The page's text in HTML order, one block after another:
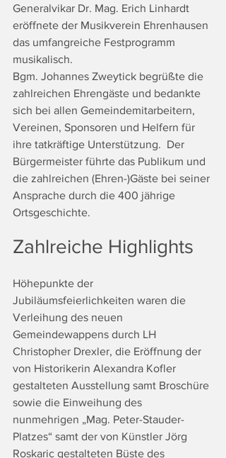
Generalvikar Dr. Mag. Erich Linhardt
eröffnete der Musikverein Ehrenhausen
das umfangreiche Festprogramm
musikalisch.
Bgm. Johannes Zweytick begrüßte die
zahlreichen Ehrengäste und bedankte
sich bei allen Gemeindemitarbeitern,
Vereinen, Sponsoren und Helfern für
ihre tatkräftige Unterstützung.  Der
Bürgermeister führte das Publikum und
die zahlreichen (Ehren-)Gäste bei seiner
Ansprache durch die 400 jährige
Ortsgeschichte.
Zahlreiche Highlights
Höhepunkte der
Jubiläumsfeierlichkeiten waren die
Verleihung des neuen
Gemeindewappens durch LH
Christopher Drexler, die Eröffnung der
von Historikerin Alexandra Kofler
gestalteten Ausstellung samt Broschüre
sowie die Einweihung des
nunmehrigen „Mag. Peter-Stauder-
Platzes“ samt der von Künstler Jörg
Roskaric gestalteten Büste des